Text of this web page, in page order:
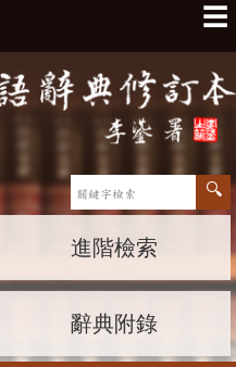
☰
進階檢索
辭典附錄